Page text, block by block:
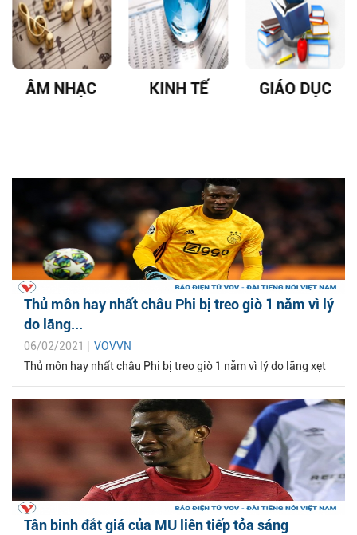
ÂM NHẠC KINH TẾ GIÁO DỤC
Thủ môn hay nhất châu Phi bị treo giò 1 năm vì lý
do lãng...
06/02/2021 | VOVVN
Thủ môn hay nhất châu Phi bị treo giò 1 năm vì lý do lãng xẹt
Tân binh đắt giá của MU liên tiếp tỏa sáng